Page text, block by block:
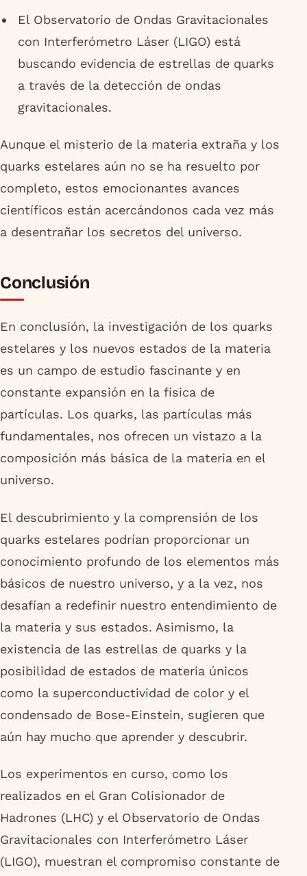
El Observatorio de Ondas Gravitacionales
con Interferómetro Láser (LIGO) está
buscando evidencia de estrellas de quarks
a través de la detección de ondas
gravitacionales.
Aunque el misterio de la materia extraña y los
quarks estelares aún no se ha resuelto por
completo, estos emocionantes avances
científicos están acercándonos cada vez más
a desentrañar los secretos del universo.
Conclusión
En conclusión, la investigación de los quarks
estelares y los nuevos estados de la materia
es un campo de estudio fascinante y en
constante expansión en la física de
partículas. Los quarks, las partículas más
fundamentales, nos ofrecen un vistazo a la
composición más básica de la materia en el
universo.
El descubrimiento y la comprensión de los
quarks estelares podrían proporcionar un
conocimiento profundo de los elementos más
básicos de nuestro universo, y a la vez, nos
desafían a redefinir nuestro entendimiento de
la materia y sus estados. Asimismo, la
existencia de las estrellas de quarks y la
posibilidad de estados de materia únicos
como la superconductividad de color y el
condensado de Bose-Einstein, sugieren que
aún hay mucho que aprender y descubrir.
Los experimentos en curso, como los
realizados en el Gran Colisionador de
Hadrones (LHC) y el Observatorio de Ondas
Gravitacionales con Interferómetro Láser
(LIGO), muestran el compromiso constante de